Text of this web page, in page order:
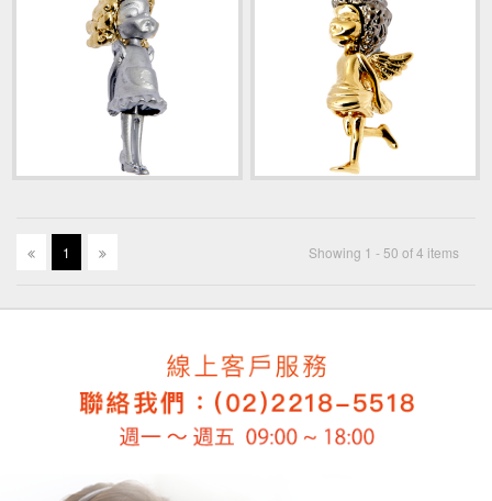
1 Showing 1 - 50 of 4 items